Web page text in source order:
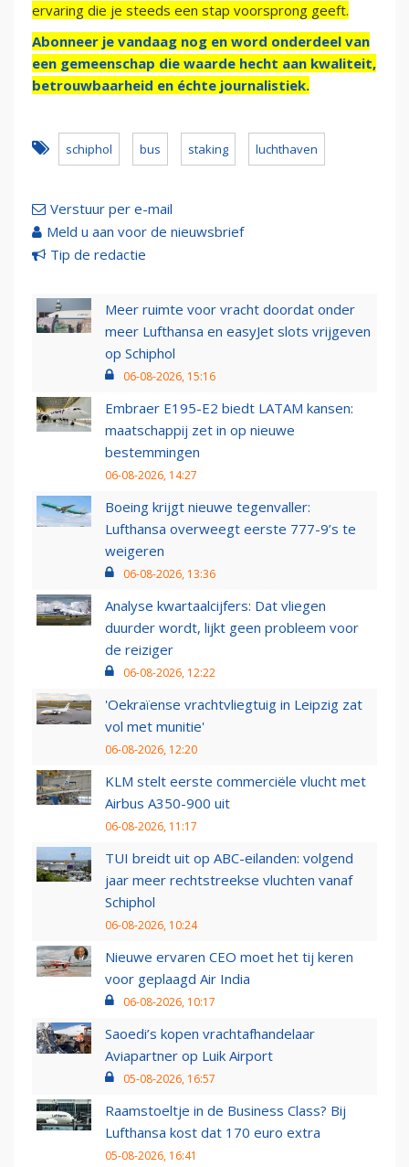
ervaring die je steeds een stap voorsprong geeft.
Abonneer je vandaag nog en word onderdeel van
een gemeenschap die waarde hecht aan kwaliteit,
betrouwbaarheid en échte journalistiek.
schiphol bus staking luchthaven
Verstuur per e-mail
Meld u aan voor de nieuwsbrief
Tip de redactie
Meer ruimte voor vracht doordat onder
meer Lufthansa en easyJet slots vrijgeven
op Schiphol
06-08-2026, 15:16
Embraer E195-E2 biedt LATAM kansen:
maatschappij zet in op nieuwe
bestemmingen
06-08-2026, 14:27
Boeing krijgt nieuwe tegenvaller:
Lufthansa overweegt eerste 777-9’s te
weigeren
06-08-2026, 13:36
Analyse kwartaalcijfers: Dat vliegen
duurder wordt, lijkt geen probleem voor
de reiziger
06-08-2026, 12:22
'Oekraïense vrachtvliegtuig in Leipzig zat
vol met munitie'
06-08-2026, 12:20
KLM stelt eerste commerciële vlucht met
Airbus A350-900 uit
06-08-2026, 11:17
TUI breidt uit op ABC-eilanden: volgend
jaar meer rechtstreekse vluchten vanaf
Schiphol
06-08-2026, 10:24
Nieuwe ervaren CEO moet het tij keren
voor geplaagd Air India
06-08-2026, 10:17
Saoedi’s kopen vrachtafhandelaar
Aviapartner op Luik Airport
05-08-2026, 16:57
Raamstoeltje in de Business Class? Bij
Lufthansa kost dat 170 euro extra
05-08-2026, 16:41